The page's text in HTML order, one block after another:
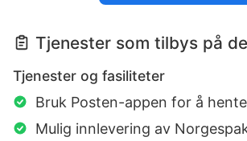
Tjenester som tilbys på
Tjenester og fasiliteter
Bruk Posten-appen for å
Mulig innlevering av